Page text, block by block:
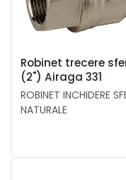
Robinet trecere
(2") Airaga 331
ROBINET INCHIDERE
NATURALE